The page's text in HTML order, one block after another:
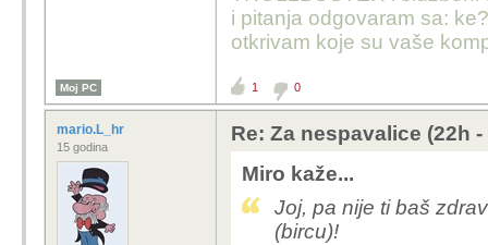
i pitanja odgovaram sa:
otkrivam koje su vaše
Moj PC 1 0
mario.L_hr
15 godina
Re: Za nespavalice (22h -
Miro kaže...
Joj, pa nije ti baš
(bircu)!